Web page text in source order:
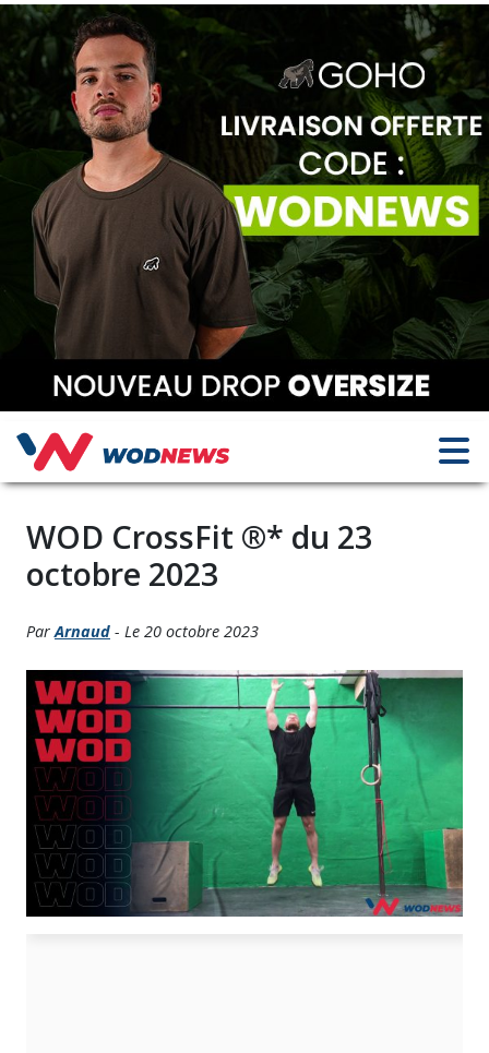
WOD CrossFit ®* du 23
octobre 2023
ParArnaud - Le 20 octobre 2023